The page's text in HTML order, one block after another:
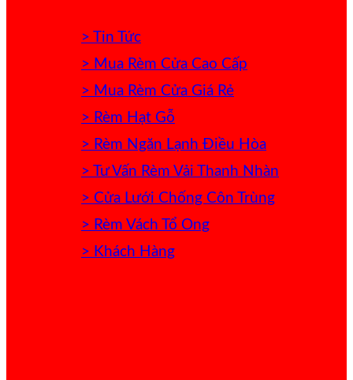
> Tin Tức
> Mua Rèm Cửa Cao Cấp
> Mua Rèm Cửa Giá Rẻ
> Rèm Hạt Gỗ
> Rèm Ngăn Lạnh Điều Hòa
> Tư Vấn Rèm Vải Thanh Nhàn
> Cửa Lưới Chống Côn Trùng
> Rèm Vách Tổ Ong
> Khách Hàng